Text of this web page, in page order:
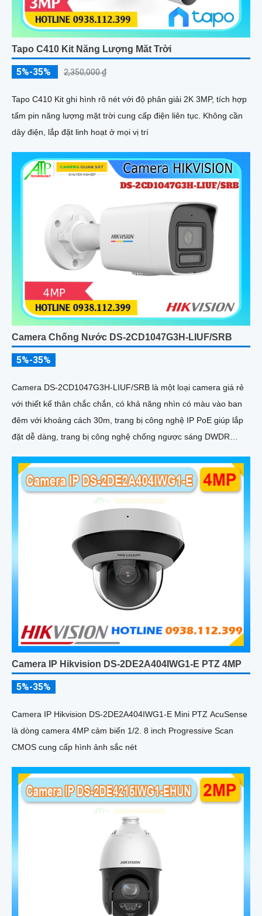
Tapo C410 Kit Năng Lượng Măt Trời
5%-35% 2,350,000 ₫
Tapo C410 Kit ghi hình rõ nét với độ phân giải 2K 3MP, tích hợp
tấm pin năng lượng mặt trời cung cấp điện liên tục. Không cần
dây điện, lắp đặt linh hoạt ở mọi vị trí
Camera Chống Nước DS-2CD1047G3H-LIUF/SRB
5%-35%
Camera DS-2CD1047G3H-LIUF/SRB là một loại camera giá rẻ
với thiết kế thân chắc chắn, có khả năng nhìn có màu vào ban
đêm với khoảng cách 30m, trang bị công nghệ IP PoE giúp lắp
đặt dễ dàng, trang bị công nghệ chống ngược sáng DWDR
Camera IP Hikvision DS-2DE2A404IWG1-E PTZ 4MP
5%-35%
Camera IP Hikvision DS-2DE2A404IWG1-E Mini PTZ AcuSense
là dòng camera 4MP cảm biến 1/2. 8 inch Progressive Scan
CMOS cung cấp hình ảnh sắc nét